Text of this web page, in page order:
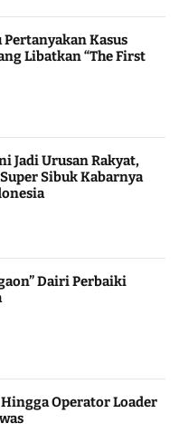
Kasus
Libatkan “The First
Jadi Urusan Rakyat,
Sibuk Kabarnya
Dairi Perbaiki
Operator Loader